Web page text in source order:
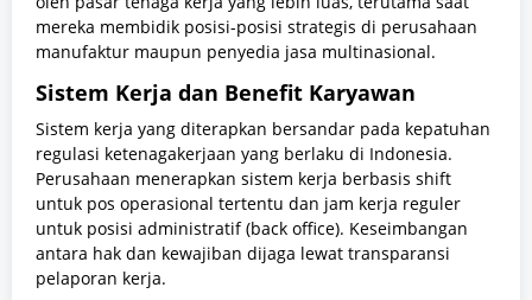
mereka membidik posisi-posisi strategis di perusahaan
manufaktur maupun penyedia jasa multinasional.
Sistem Kerja dan Benefit Karyawan
Sistem kerja yang diterapkan bersandar pada kepatuhan
regulasi ketenagakerjaan yang berlaku di Indonesia.
Perusahaan menerapkan sistem kerja berbasis shift
untuk pos operasional tertentu dan jam kerja reguler
untuk posisi administratif (back office). Keseimbangan
antara hak dan kewajiban dijaga lewat transparansi
pelaporan kerja.